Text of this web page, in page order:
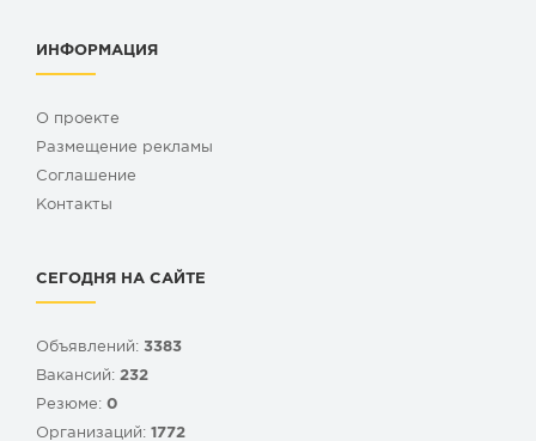
ИНФОРМАЦИЯ
О проекте
Размещение рекламы
Cоглашение
Контакты
СЕГОДНЯ НА САЙТЕ
Объявлений: 3383
Вакансий: 232
Резюме: 0
Организаций: 1772